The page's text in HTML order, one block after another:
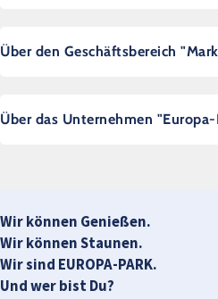
Über den Geschäftsbereich
Über das Unternehmen
Wir können Genießen.
Wir können Staunen.
Wir sind EUROPA-PARK.
Und wer bist Du?